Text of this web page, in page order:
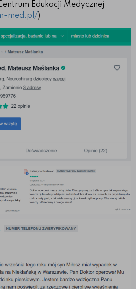
Edukacji Medycznej
med.pl/)